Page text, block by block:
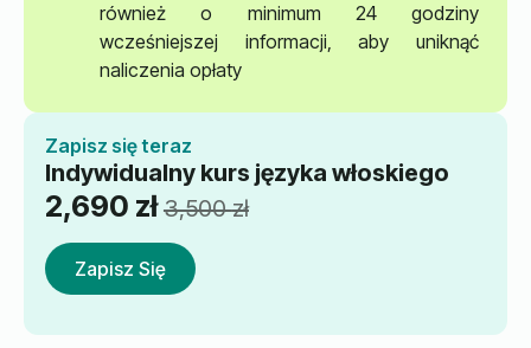
również o minimum 24 godziny
wcześniejszej informacji, aby uniknąć
naliczenia opłaty
Zapisz się teraz
Indywidualny kurs języka włoskiego
3,500zł
Pierwotna
cena
wynosiła:
3,500 zł.
2,690 zł
Aktualna
cena
wynosi:
2,690 zł.
Zapisz Się